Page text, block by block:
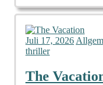
Juli 17, 2026
thriller
The